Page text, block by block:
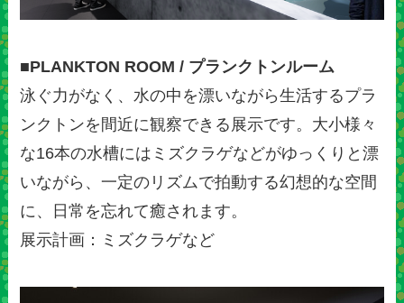
■PLANKTON ROOM / プランクトンルーム
泳ぐ力がなく、水の中を漂いながら生活するプラ
ンクトンを間近に観察できる展示です。大小様々
な16本の水槽にはミズクラゲなどがゆっくりと漂
いながら、一定のリズムで拍動する幻想的な空間
に、日常を忘れて癒されます。
展示計画：ミズクラゲなど